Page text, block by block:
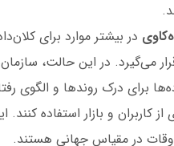
در بیشتر موارد برای
می‌گیرد. در این حالت،
برای درک روندها و الگوی
کاربران و بازار استفاده کنند.
در مقیاس جهانی هستند.